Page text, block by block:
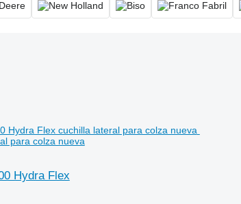
para colza nueva
Hydra Flex